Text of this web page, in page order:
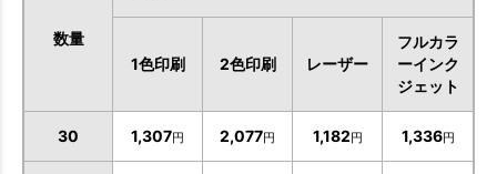
数量
1色印刷 2色印刷 レーザー
フルカラ
ーインク
ジェット
30 1,307円 2,077円 1,182円 1,336円